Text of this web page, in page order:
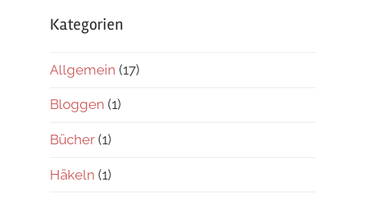
Kategorien
Allgemein (17)
Bloggen (1)
Bücher (1)
Häkeln (1)